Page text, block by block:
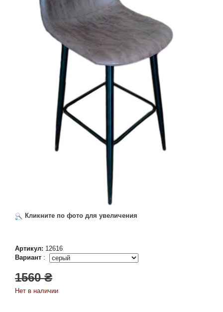
Кликните по фото для увеличения
Артикул: 12616
Вариант :
1560 ₴
Нет в наличии